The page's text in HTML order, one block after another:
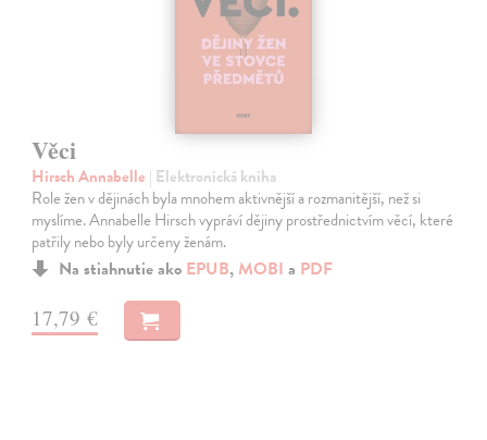
Věci
Hirsch Annabelle | Elektronická kniha
Role žen v dějinách byla mnohem aktivnější a rozmanitější, než si
myslíme. Annabelle Hirsch vypráví dějiny prostřednictvím věcí, které
patřily nebo byly určeny ženám.
Na stiahnutie ako EPUB, MOBI a PDF
17,79 €